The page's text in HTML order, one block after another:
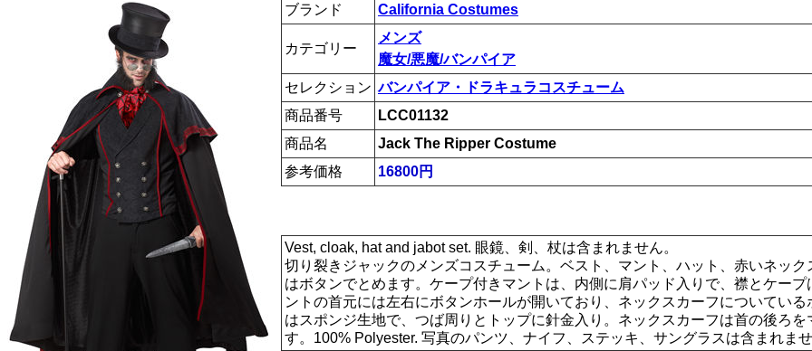
ブランド California Costumes
カテゴリー
メンズ
魔女/悪魔/バンパイア
セレクション バンパイア・ドラキュラコスチューム
商品番号
LCC01132
商品名
Jack The Ripper Costume
参考価格
16800円
Vest, cloak, hat and jabot set. 眼鏡、剣、杖は含まれません。
切り裂きジャックのメンズコスチューム。ベスト、マント、ハット、赤いネック
はボタンでとめます。ケープ付きマントは、内側に肩パッド入りで、襟とケー
ントの首元には左右にボタンホールが開いており、ネックスカーフについている
はスポンジ生地で、つば周りとトップに針金入り。ネックスカーフは首の後ろを
す。100% Polyester. 写真のパンツ、ナイフ、ステッキ、サングラスは含まれませ